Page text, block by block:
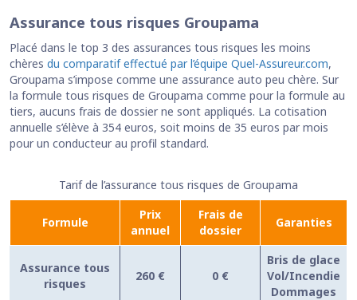
Assurance tous risques Groupama
Placé dans le top 3 des assurances tous risques les moins
chères du comparatif effectué par l’équipe Quel-Assureur.com,
Groupama s’impose comme une assurance auto peu chère. Sur
la formule tous risques de Groupama comme pour la formule au
tiers, aucuns frais de dossier ne sont appliqués. La cotisation
annuelle s’élève à 354 euros, soit moins de 35 euros par mois
pour un conducteur au profil standard.
Tarif de l’assurance tous risques de Groupama
Formule
Prix
annuel
Frais de
dossier
Garanties
Assurance tous
risques
260 € 0 €
Bris de glace
Vol/Incendie
Dommages